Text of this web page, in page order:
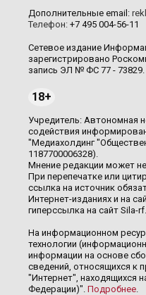
Дополнительные email:
Телефон: +7 495 004-56-11
Сетевое издание
зарегистрировано
запись ЭЛ № ФС 77 - 73829.
18+
Учредитель: Автономная
содействия
"Медиахолдинг
1187700006328).
Мнение редакции может
При перепечатке или
ссылка на источник
Интернет-изданиях и на
гиперссылка на сайт Sila-
На информационном
технологии
информации на основе
сведений, относящихся к
"Интернет", находящихся
Федерации)". Подробнее.